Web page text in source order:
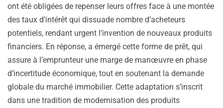
ont été obligées de repenser leurs offres face à une montée
des taux d’intérêt qui dissuade nombre d’acheteurs
potentiels, rendant urgent l’invention de nouveaux produits
financiers. En réponse, a émergé cette forme de prêt, qui
assure à l’emprunteur une marge de manœuvre en phase
d’incertitude économique, tout en soutenant la demande
globale du marché immobilier. Cette adaptation s’inscrit
dans une tradition de modernisation des produits